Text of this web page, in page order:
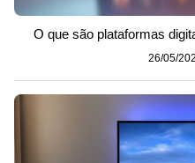
O que são plataformas
26/05/